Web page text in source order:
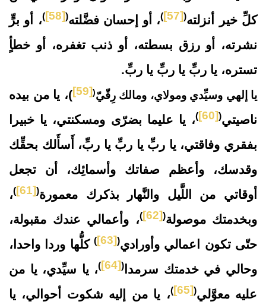
كلِّ خير أنزلته(
[57]
)، أو إحسان فضَّلته(
[58]
)، أو برٍّ
نشرته، أو رزق بسطته، أو ذنب تغفره، أو خطأٍ
تستره، يا ربِّ يا ربِّ يا ربِّ.
يا إلهي وسيِّدي ومولاي، ومالك رِقّيّ(
[59])، يا من بيده
ناصيتي(
[60]
)، يا عليما بضرّى ومسكنتي، يا خبيرا
بفقري وفاقتي، يا ربِّ يا ربِّ يا ربِّ، أَسأَلك بحقِّك
وقدسك، وأعظم صفاتك وأسمائِك، أن تجعل
أوقاتي من اللَّيل والنَّهار بذكرك معمورة(
[61]
)،
وبخدمتك موصولة(
[62]
)، وأعمالي عندك مقبولة،
حتّى تكون اعمالي وأورادي(
[63]
) كلُّها وردا واحدا،
وحالي في خدمتك سرمدا (
[64]
)، يا سيِّدي، يا من
عليه معوَّلي(
[65]
)، يا من إليه شكوت أحوالي، يا